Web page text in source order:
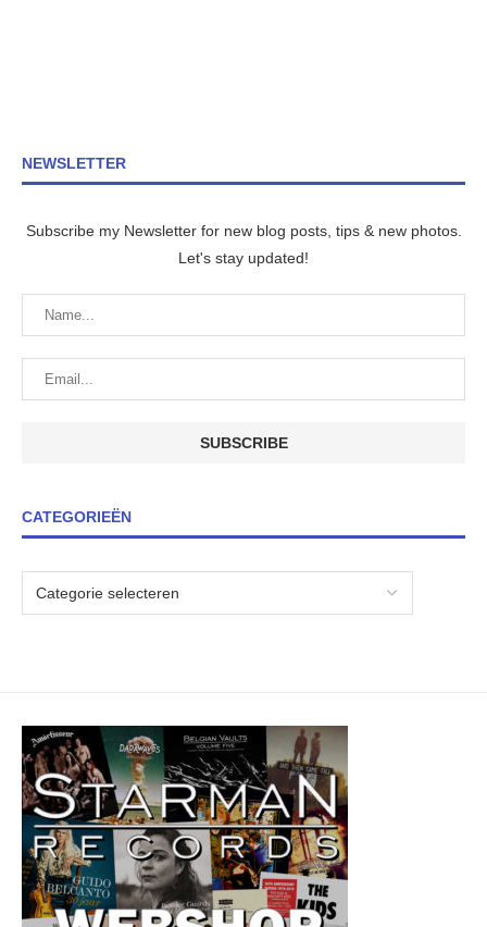
NEWSLETTER
Subscribe my Newsletter for new blog posts, tips & new photos.
Let's stay updated!
CATEGORIEËN